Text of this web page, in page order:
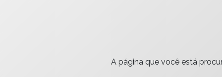
A página que você está